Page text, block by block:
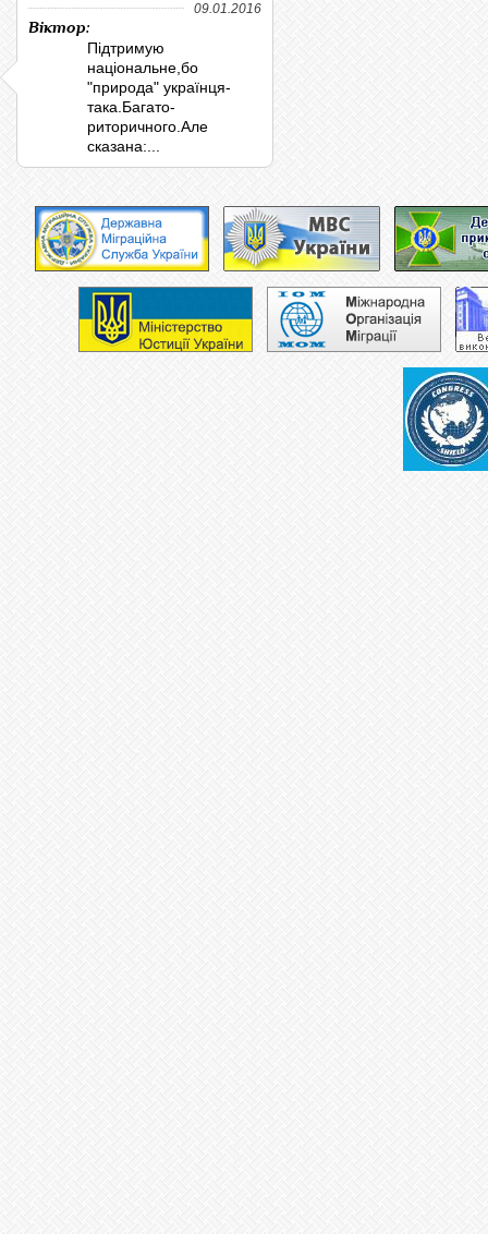
09.01.2016
Віктор:
Підтримую
національне,бо
"природа" українця-
така.Багато-
риторичного.Але
сказана:...